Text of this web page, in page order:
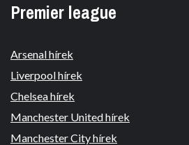
Premier league
Arsenal hírek
Liverpool hírek
Chelsea hírek
Manchester United hírek
Manchester City hírek